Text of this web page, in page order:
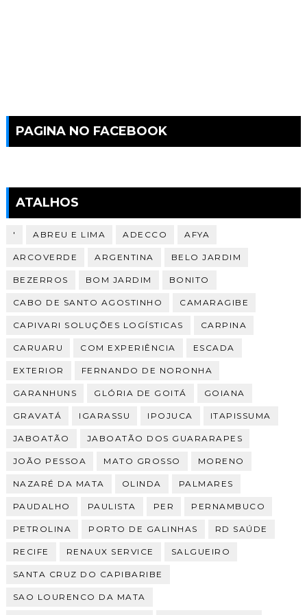
PAGINA NO FACEBOOK
ATALHOS
' ABREU E LIMA ADECCO AFYA
ARCOVERDE ARGENTINA BELO JARDIM
BEZERROS BOM JARDIM BONITO
CABO DE SANTO AGOSTINHO CAMARAGIBE
CAPIVARI SOLUÇÕES LOGÍSTICAS CARPINA
CARUARU COM EXPERIÊNCIA ESCADA
EXTERIOR FERNANDO DE NORONHA
GARANHUNS GLÓRIA DE GOITÁ GOIANA
GRAVATÁ IGARASSU IPOJUCA ITAPISSUMA
JABOATÃO JABOATÃO DOS GUARARAPES
JOÃO PESSOA MATO GROSSO MORENO
NAZARÉ DA MATA OLINDA PALMARES
PAUDALHO PAULISTA PER PERNAMBUCO
PETROLINA PORTO DE GALINHAS RD SAÚDE
RECIFE RENAUX SERVICE SALGUEIRO
SANTA CRUZ DO CAPIBARIBE
SAO LOURENCO DA MATA